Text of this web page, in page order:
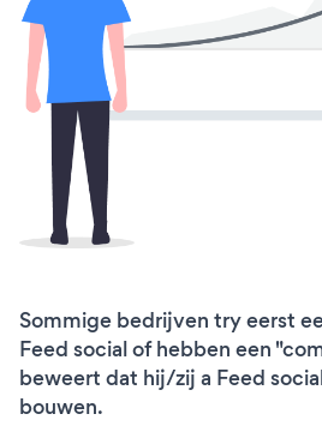
Sommige bedrijven try eerst
Feed social of hebben een
beweert dat hij/zij a Feed
bouwen.